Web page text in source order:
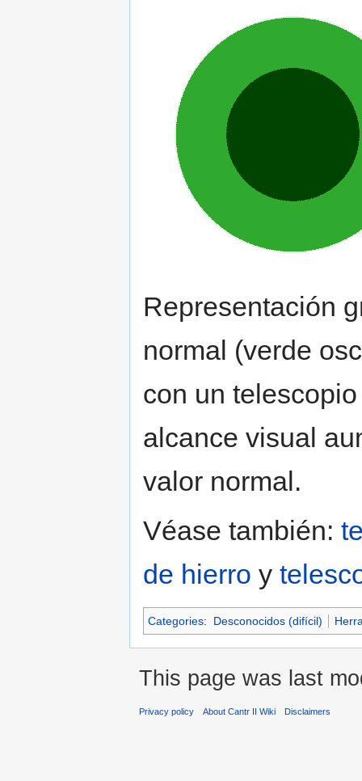
Representación
normal (verde
con un
alcance visual
valor normal.
Véase también:
de hierro y
Categories: Desconocidos (difícil)
This page was last
Privacy policy About Cantr II Wiki Disclaimers